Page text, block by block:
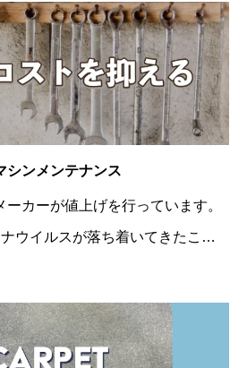
シンメンテナンス
カーが値上げを行っています。
ウイルスが落ち着いてきたこと